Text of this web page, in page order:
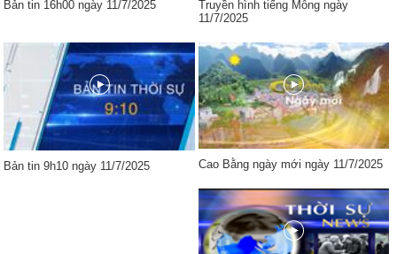
Bản tin 16h00 ngày 11/7/2025
Truyền hình tiếng Mông ngày
11/7/2025
Bản tin 9h10 ngày 11/7/2025 Cao Bằng ngày mới ngày 11/7/2025